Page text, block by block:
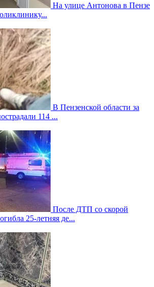
На улице Антонова в Пензе
В Пензенской области за
114 ...
После ДТП со скорой
25-летняя де...